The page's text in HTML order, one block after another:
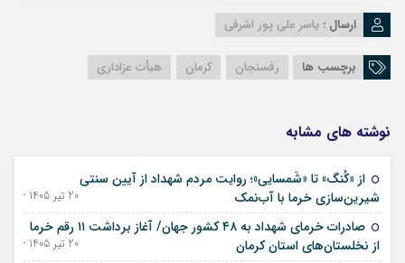
ارسال : یاسر علی پور اشرفی
برچسب ها رفسنجان کرمان هیأت عزاداری
نوشته های مشابه
از «کُنگ» تا «شَمسایی»؛ روایت مردم شهداد از آیین سنتی
شیرین‌سازی خرما با آب‌نمک
20 تیر 1405 - 11 ژوئیه 2026
صادرات خرمای شهداد به ۴۸ کشور جهان/ آغاز برداشت ۱۱ رقم خرما
از نخلستان‌های استان کرمان
20 تیر 1405 - 11 ژوئیه 2026